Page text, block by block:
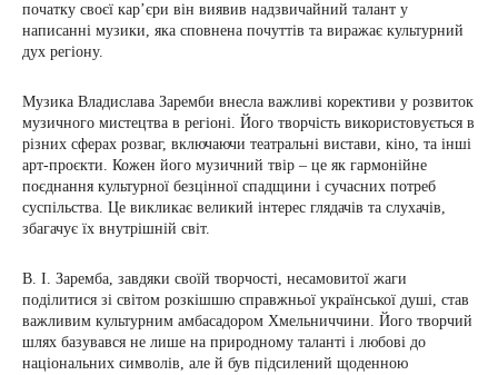
початку своєї кар’єри він виявив надзвичайний талант у
написанні музики, яка сповнена почуттів та виражає культурний
дух регіону.
Музика Владислава Заремби внесла важливі корективи у розвиток
музичного мистецтва в регіоні. Його творчість використовується в
різних сферах розваг, включаючи театральні вистави, кіно, та інші
арт-проєкти. Кожен його музичний твір – це як гармонійне
поєднання культурної безцінної спадщини і сучасних потреб
суспільства. Це викликає великий інтерес глядачів та слухачів,
збагачує їх внутрішній світ.
В. І. Заремба, завдяки своїй творчості, несамовитої жаги
поділитися зі світом розкішшю справжньої української душі, став
важливим культурним амбасадором Хмельниччини. Його творчий
шлях базувався не лише на природному таланті і любові до
національних символів, але й був підсилений щоденною